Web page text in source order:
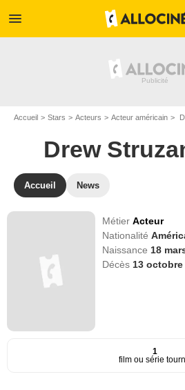
menu
Accueil Stars Acteurs Acteur américain
Drew
Accueil News
MétierActeur
Nationalité
Naissance 18
Décès 13
1
film ou série